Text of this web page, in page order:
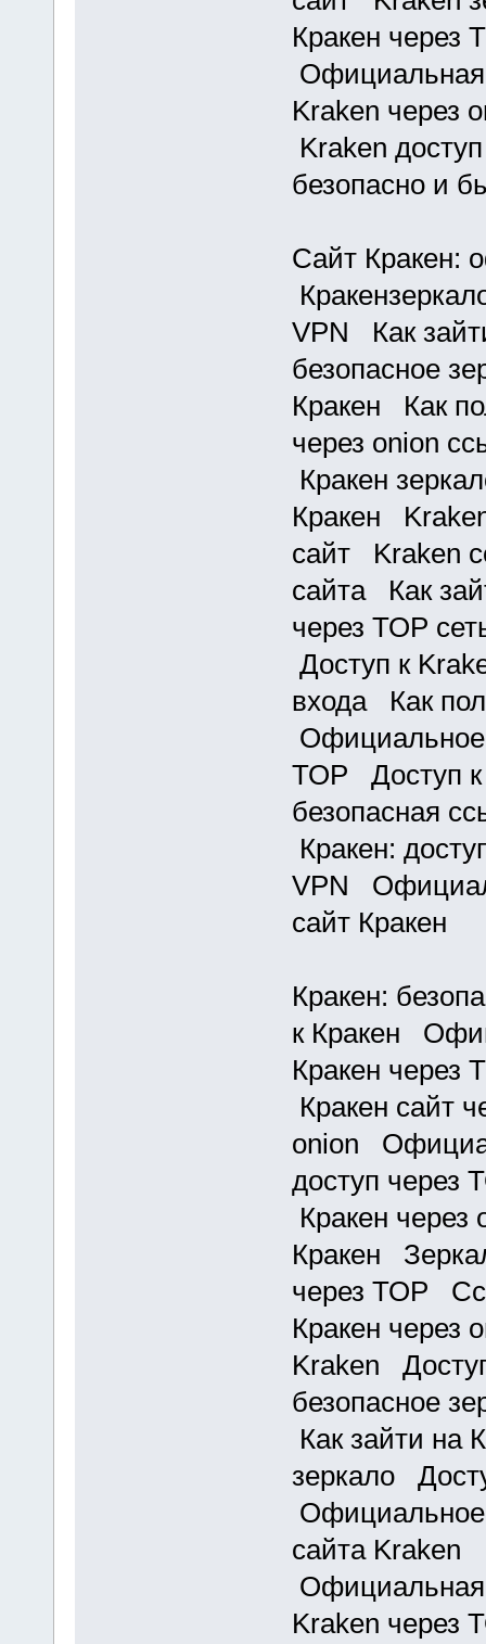
Кракен через
Kraken
Kraken
безопасно и
Сайт Кракен:
VPN Как
безопасное
Кракен Как
через onion
Кракен
Кракен
сайт Kraken
сайта Как
через ТОР
Доступ к
входа Как
Официальное
ТОР Доступ к
безопасная
Кракен:
VPN
сайт Кракен
Кракен:
к Кракен
Кракен
Кракен сайт
onion
доступ через
Кракен
Кракен
через ТОР
Кракен
Kraken
безопасное
Как зайти на
зеркало
Официальное
сайта Kraken
Официальная
Kraken через